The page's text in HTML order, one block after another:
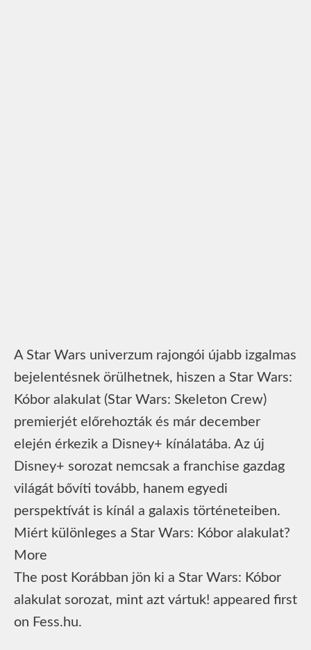
A Star Wars univerzum rajongói újabb izgalmas
bejelentésnek örülhetnek, hiszen a Star Wars:
Kóbor alakulat (Star Wars: Skeleton Crew)
premierjét előrehozták és már december
elején érkezik a Disney+ kínálatába. Az új
Disney+ sorozat nemcsak a franchise gazdag
világát bővíti tovább, hanem egyedi
perspektívát is kínál a galaxis történeteiben.
Miért különleges a Star Wars: Kóbor alakulat?
More
The post Korábban jön ki a Star Wars: Kóbor
alakulat sorozat, mint azt vártuk! appeared first
on Fess.hu.